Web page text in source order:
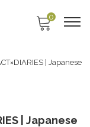
0
| Japanese
| Japanese